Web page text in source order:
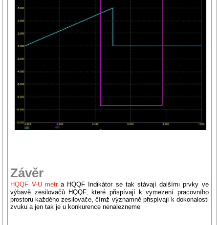
Závěr
HQQF V-U metra HQQF Indikátor se tak stávají dalšími prvky ve
výbavě zesilovačů HQQF, které přispívají k vymezení pracovního
prostoru každého zesilovače, čímž významně přispívají k dokonalosti
zvuku a jen tak je u konkurence nenalezneme